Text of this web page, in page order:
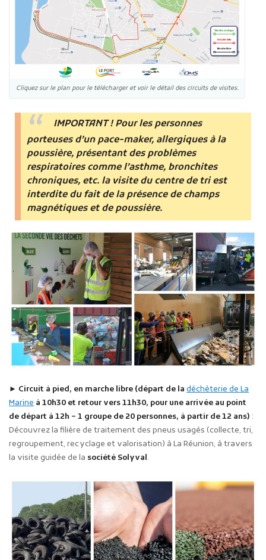
Cliquez sur le plan pour le télécharger et voir le détail des circuits de visites.
IMPORTANT ! Pour les personnes
porteuses d’un pace-maker, allergiques à la
poussière, présentant des problèmes
respiratoires comme l’asthme, bronchites
chroniques, etc. la visite du centre de tri est
interdite du fait de la présence de champs
magnétiques et de poussière.
► Circuit à pied, en marche libre (départ de la déchèterie de La
Marine à 10h30 et retour vers 11h30, pour une arrivée au point
de départ à 12h – 1 groupe de 20 personnes, à partir de 12 ans) :
Découvrez la filière de traitement des pneus usagés (collecte, tri,
regroupement, recyclage et valorisation) à La Réunion, à travers
la visite guidée de la société Solyval.